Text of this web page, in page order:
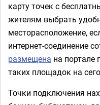
карту точек с
жителям выбрать
месторасположение,
интернет-соединение
размещена на портале
таких площадок на
Точки подключения